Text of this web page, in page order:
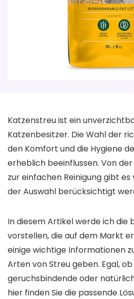
Katzenstreu ist ein
Katzenbesitzer. Die Wahl der
den Komfort und die Hygiene
erheblich beeinflussen. Von
zur einfachen Reinigung gibt
der Auswahl berücksichtigt
In diesem Artikel werde ich die
vorstellen, die auf dem Markt
einige wichtige Informationen
Arten von Streu geben. Egal,
geruchsbindende oder
hier finden Sie die passende